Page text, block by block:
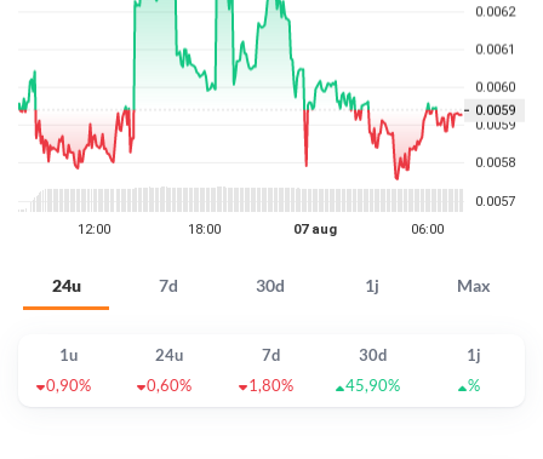
24u 7d 30d 1j Max
1u 24u 7d 30d
1j
0,90%
0,60% 1,80% 45,90% %